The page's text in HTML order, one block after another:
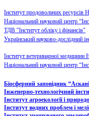
Інститут продовольчих
Національний науковий центр
ТДВ "Інститут обліку і фінансів"
Український науково-дослідний
Інститут ветеринарної медицини
Національний науковий центр
Біосферний заповідник
​Інженерно-технологічний
Інститут агроекології і
Інститут водних проблем і